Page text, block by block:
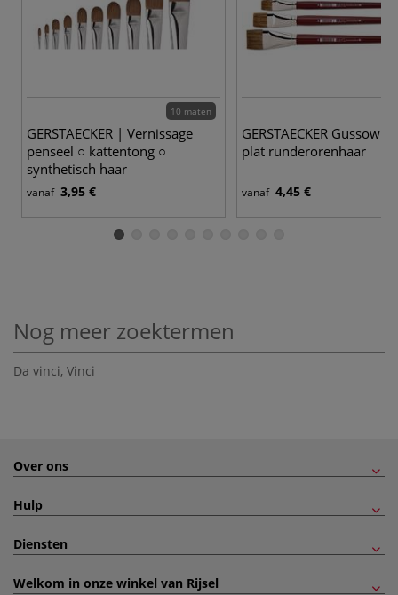
10 maten
GERSTAECKER | Vernissage
penseel ○ kattentong ○
synthetisch haar
vanaf 3,95 €
GERSTAECKER Gussow
plat runderorenhaar
vanaf 4,45 €
Nog meer zoektermen
Da vinci, Vinci
Over ons
Hulp
Diensten
Welkom in onze winkel van Rijsel